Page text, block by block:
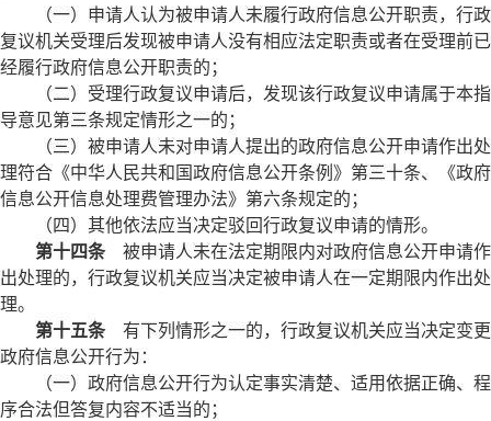
（一）申请人认为被申请人未履行政府信息公开职责，行政
复议机关受理后发现被申请人没有相应法定职责或者在受理前已
经履行政府信息公开职责的；
（二）受理行政复议申请后，发现该行政复议申请属于本指
导意见第三条规定情形之一的；
（三）被申请人未对申请人提出的政府信息公开申请作出处
理符合《中华人民共和国政府信息公开条例》第三十条、《政府
信息公开信息处理费管理办法》第六条规定的；
（四）其他依法应当决定驳回行政复议申请的情形。
第十四条被申请人未在法定期限内对政府信息公开申请作
出处理的，行政复议机关应当决定被申请人在一定期限内作出处
理。
第十五条有下列情形之一的，行政复议机关应当决定变更
政府信息公开行为：
（一）政府信息公开行为认定事实清楚、适用依据正确、程
序合法但答复内容不适当的；